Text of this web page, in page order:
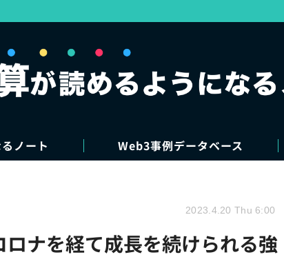
ノート Web3事例データベース
ナを経て成長を続けられる強
2023.4.20 Thu 6:00